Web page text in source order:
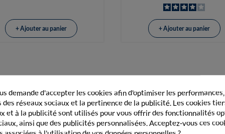
+ Ajouter au panier + Ajouter au panier
SHAMPOOING
demande d'accepter les cookies afin d'optimiser les
réseaux sociaux et la pertinence de la publicité. Les cookies
et à la publicité sont utilisés pour vous offrir des fonctionnalités
ainsi que des publicités personnalisées. Acceptez-vous ces